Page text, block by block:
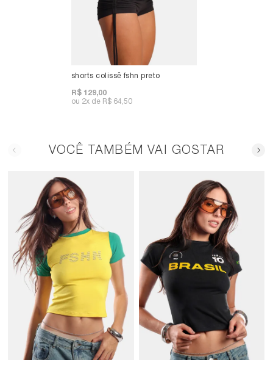
shorts colissê fshn preto
R$ 129,00
2x R$ 64,50
VOCÊ TAMBÉM VAI GOSTAR